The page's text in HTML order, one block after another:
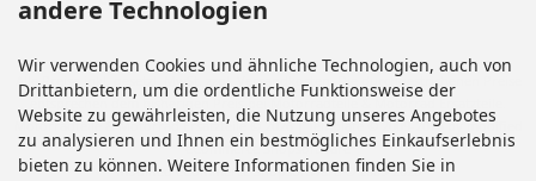
Alle Preise inkl. gesetzl. MwSt. zzgl. Versandkosten . Die durchgestrichenen Preise
entsprechen dem bisherigen Preis bei Motorradteile & Motorrad Ersatzteile.
Motorradteile & Motorrad Ersatzteile © 2026 | Template © 2009-2026 by modified
eCommerce Shopsoftware
modified eCommerce Shopsoftware © 2009-2026
andere Technologien
Wir verwenden Cookies und ähnliche Technologien, auch von
Drittanbietern, um die ordentliche Funktionsweise der
Website zu gewährleisten, die Nutzung unseres Angebotes
zu analysieren und Ihnen ein bestmögliches Einkaufserlebnis
bieten zu können. Weitere Informationen finden Sie in